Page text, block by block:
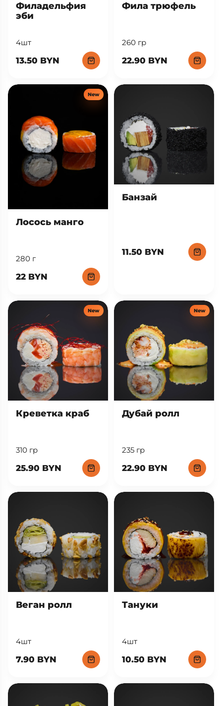
Филадельфия
эби
4шт
13.50 BYN
Фила трюфель
260 гр
22.90 BYN
New
Лосось манго
280 г
22 BYN
Банзай
11.50 BYN
New
Креветка краб
310 гр
25.90 BYN
New
Дубай ролл
235 гр
22.90 BYN
Веган ролл
4шт
7.90 BYN
Тануки
4шт
10.50 BYN